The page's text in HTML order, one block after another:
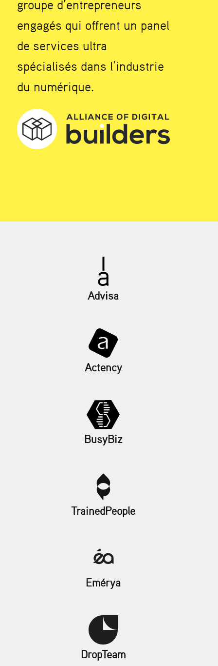
groupe d’entrepreneurs
engagés qui offrent un panel
de services ultra
spécialisés dans l’industrie
du numérique.
Advisa
Actency
BusyBiz
TrainedPeople
Emérya
DropTeam